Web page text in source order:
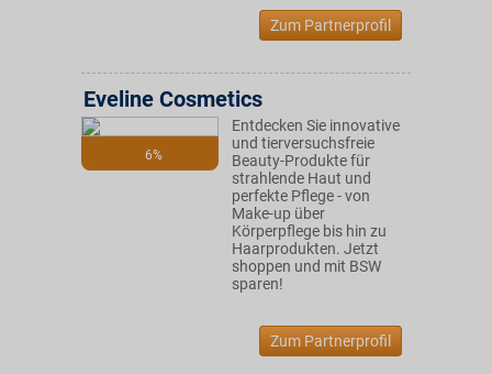
Zum Partnerprofil
6%
Eveline Cosmetics
Entdecken Sie innovative
und tierversuchsfreie
Beauty-Produkte für
strahlende Haut und
perfekte Pflege - von
Make-up über
Körperpflege bis hin zu
Haarprodukten. Jetzt
shoppen und mit BSW
sparen!
Zum Partnerprofil